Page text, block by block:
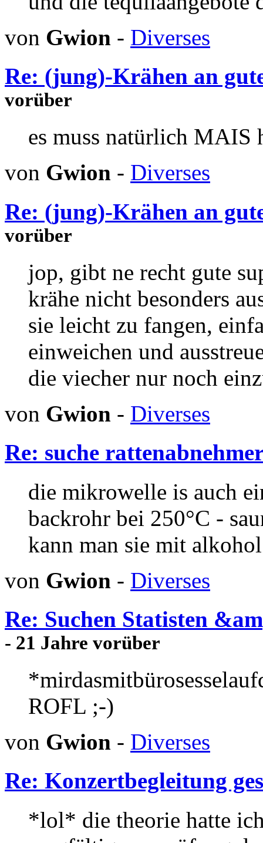
von Gwion - Diverses
Re: (jung)-Krähen an
vorüber
es muss natürlich MAIS
von Gwion - Diverses
Re: (jung)-Krähen an
vorüber
jop, gibt ne recht gute
krähe nicht besonders
sie leicht zu fangen,
einweichen und
die viecher nur noch
von Gwion - Diverses
Re: suche
die mikrowelle is auch
backrohr bei 250°C -
kann man sie mit
von Gwion - Diverses
Re: Suchen Statisten
- 21 Jahre vorüber
ROFL ;-)
von Gwion - Diverses
Re: Konzertbegleitung
*lol* die theorie hatte